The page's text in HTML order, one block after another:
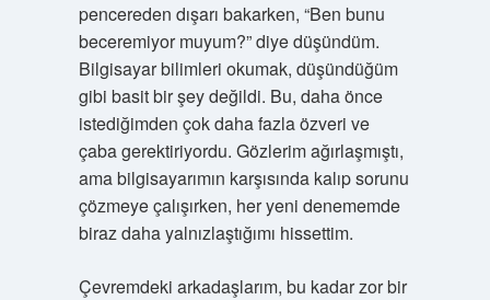
pencereden dışarı bakarken, “Ben bunu
beceremiyor muyum?” diye düşündüm.
Bilgisayar bilimleri okumak, düşündüğüm
gibi basit bir şey değildi. Bu, daha önce
istediğimden çok daha fazla özveri ve
çaba gerektiriyordu. Gözlerim ağırlaşmıştı,
ama bilgisayarımın karşısında kalıp sorunu
çözmeye çalışırken, her yeni denememde
biraz daha yalnızlaştığımı hissettim.
Çevremdeki arkadaşlarım, bu kadar zor bir